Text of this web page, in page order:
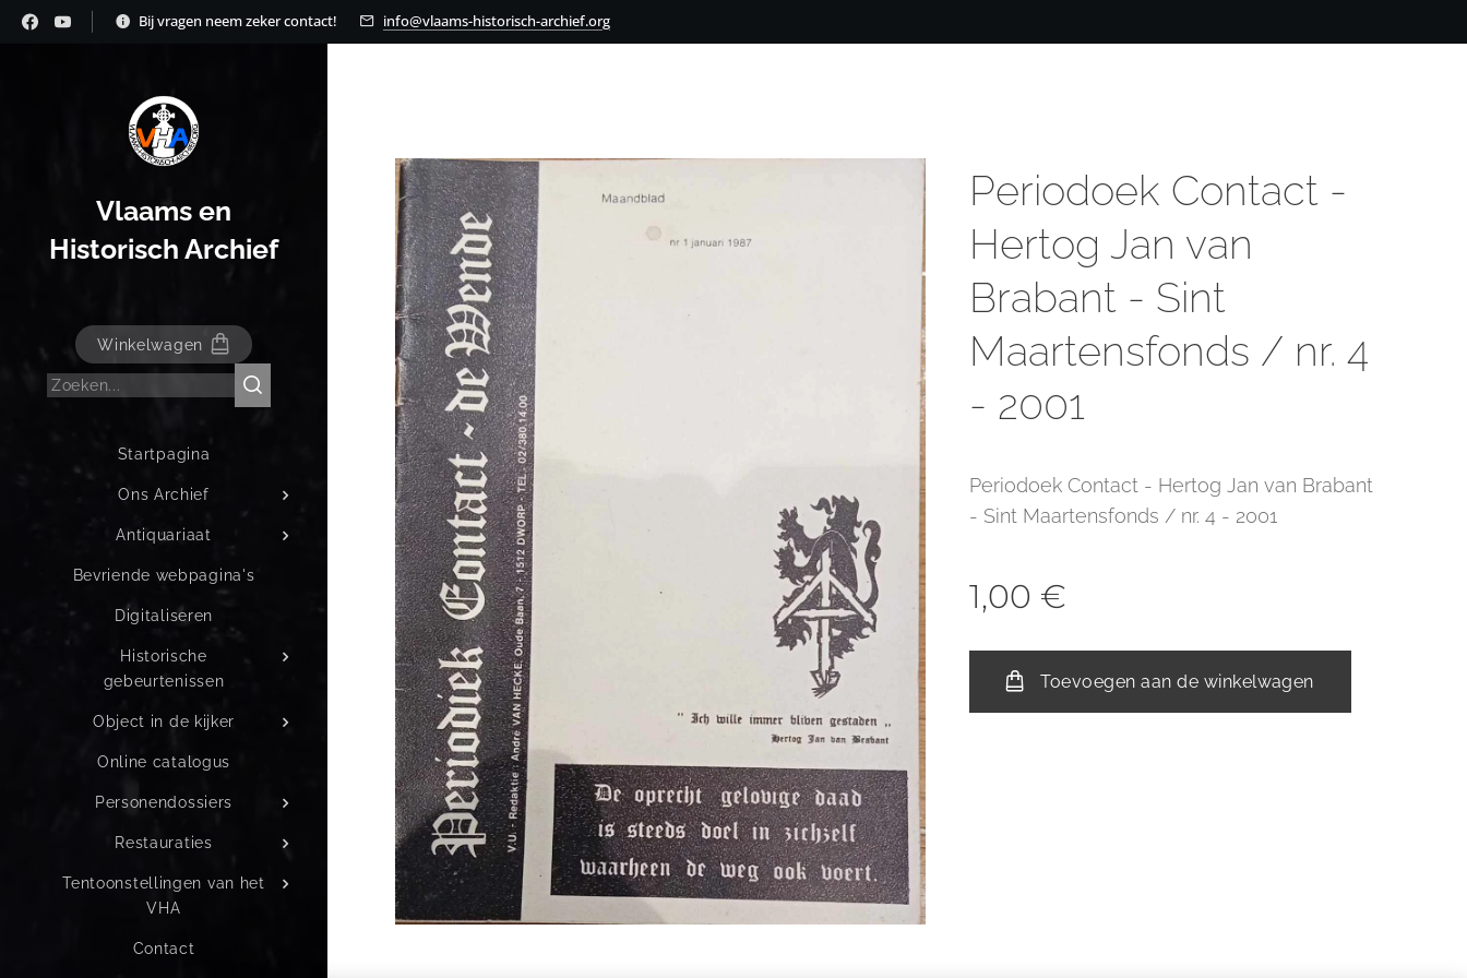
Bij vragen neem zeker contact! info@vlaams-historisch-archief.org
Vlaams en
Historisch Archief
Winkelwagen
Startpagina
Ons Archief
Antiquariaat
Bevriende webpagina's
Digitaliseren
Historische
gebeurtenissen
Object in de kijker
Online catalogus
Personendossiers
Restauraties
Tentoonstellingen van het
VHA
Contact
Periodoek Contact -
Hertog Jan van
Brabant - Sint
Maartensfonds / nr. 4
- 2001
Periodoek Contact - Hertog Jan van Brabant
- Sint Maartensfonds / nr. 4 - 2001
1,00 €
Toevoegen aan de winkelwagen